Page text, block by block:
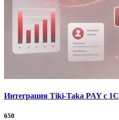
Интеграция Tiki-Taka PAY с 1С
650